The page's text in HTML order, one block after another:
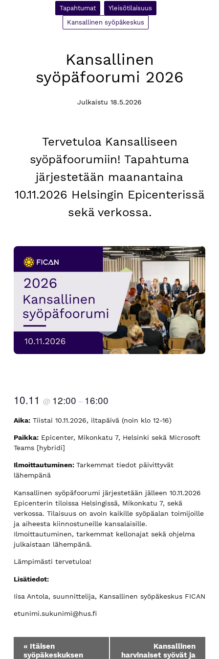
Tapahtumat
Yleisötilaisuus
Kansallinen syöpäkeskus
Kansallinen
syöpäfoorumi 2026
Julkaistu 18.5.2026
Tervetuloa Kansalliseen
syöpäfoorumiin! Tapahtuma
järjestetään maanantaina
10.11.2026 Helsingin Epicenterissä
sekä verkossa.
10.11 @ 12:00 – 16:00
Aika: Tiistai 10.11.2026, iltapäivä (noin klo 12-16)
Paikka: Epicenter, Mikonkatu 7, Helsinki sekä Microsoft
Teams [hybridi]
Ilmoittautuminen: Tarkemmat tiedot päivittyvät
lähempänä
Kansallinen syöpäfoorumi järjestetään jälleen 10.11.2026
Epicenterin tiloissa Helsingissä, Mikonkatu 7, sekä
verkossa. Tilaisuus on avoin kaikille syöpäalan toimijoille
ja aiheesta kiinnostuneille kansalaisille.
Ilmoittautuminen, tarkemmat kellonajat sekä ohjelma
julkaistaan lähempänä.
Lämpimästi tervetuloa!
Lisätiedot:
Iisa Antola, suunnittelija, Kansallinen syöpäkeskus FICAN
etunimi.sukunimi@hus.fi
« Itäisen
syöpäkeskuksen
Kansallinen
harvinaiset syövät ja